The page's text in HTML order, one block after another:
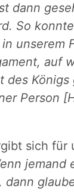
dann
So
unserem
auf
des
Person
sich für
jemand
dann